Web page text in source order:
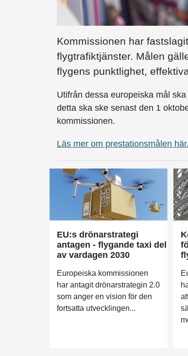
Kommissionen har
flygtrafiktjänster. Målen
flygens punktlighet,
Utifrån dessa europeiska mål
detta ska ske senast den 1
kommissionen.
Läs mer om prestationsmålen här.
EU:s drönarstrategi
antagen - flygande taxi del
av vardagen 2030
Europeiska kommissionen
har antagit drönarstrategin 2.0
som anger en vision för den
fortsatta utvecklingen...